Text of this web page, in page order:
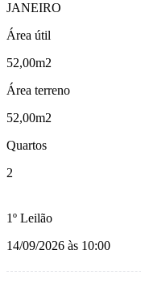
JANEIRO
Área útil
52,00m2
Área terreno
52,00m2
Quartos
2
1º Leilão
14/09/2026 às 10:00